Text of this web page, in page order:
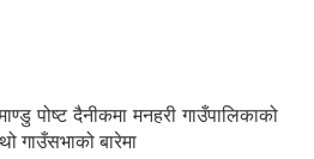
पोष्ट दैनीकमा मनहरी गाउँपालिकाको
गाउँसभाको बारेमा